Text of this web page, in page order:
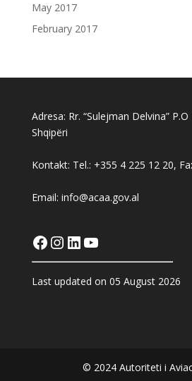
May 2017
February 2017
Adresa: Rr. “Sulejman Delvina”
Shqipëri
Kontakt: Tel.: +355 4 225 12 20,
Email: info@acaa.gov.al
Facebook
Instagram
LinkedIn
YouTube
Last updated on 05 August 2026
© 2024 Autoriteti i